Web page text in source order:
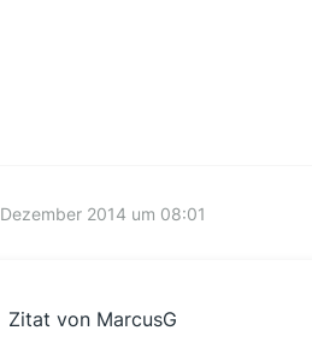
2014 um 08:01
Zitat von MarcusG